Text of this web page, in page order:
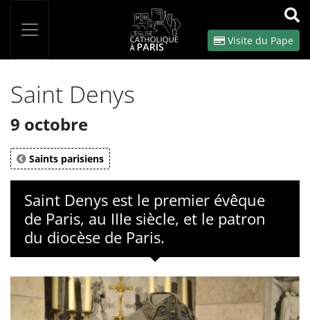
OK
Visite du Pape
Saint Denys
9 octobre
Saints parisiens
Saint Denys est le premier évêque
de Paris, au IIIe siècle, et le patron
du diocèse de Paris.
Panneau de gestion des cookies